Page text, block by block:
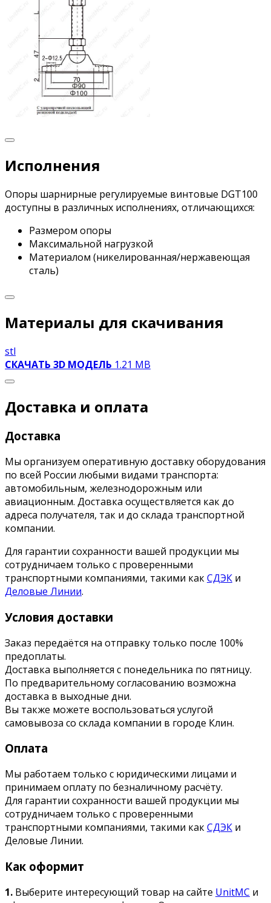
Исполнения
Опоры шарнирные регулируемые винтовые DGT100
доступны в различных исполнениях, отличающихся:
Размером опоры
Максимальной нагрузкой
Материалом (никелированная/нержавеющая
сталь)
Материалы для скачивания
stl
СКАЧАТЬ 3D МОДЕЛЬ 1.21 MB
Доставка и оплата
Доставка
Мы организуем оперативную доставку оборудования
по всей России любыми видами транспорта:
автомобильным, железнодорожным или
авиационным. Доставка осуществляется как до
адреса получателя, так и до склада транспортной
компании.
Для гарантии сохранности вашей продукции мы
сотрудничаем только с проверенными
транспортными компаниями, такими какСДЭК и
Деловые Линии.
Условия доставки
Заказ передаётся на отправку только после 100%
предоплаты.
Доставка выполняется с понедельника по пятницу.
По предварительному согласованию возможна
доставка в выходные дни.
Вы также можете воспользоваться услугой
самовывоза со склада компании в городе Клин.
Оплата
Мы работаем только с юридическими лицами и
принимаем оплату по безналичному расчёту.
Для гарантии сохранности вашей продукции мы
сотрудничаем только с проверенными
транспортными компаниями, такими какСДЭК и
Деловые Линии.
Как оформит
1. Выберите интересующий товар на сайте UnitMC и